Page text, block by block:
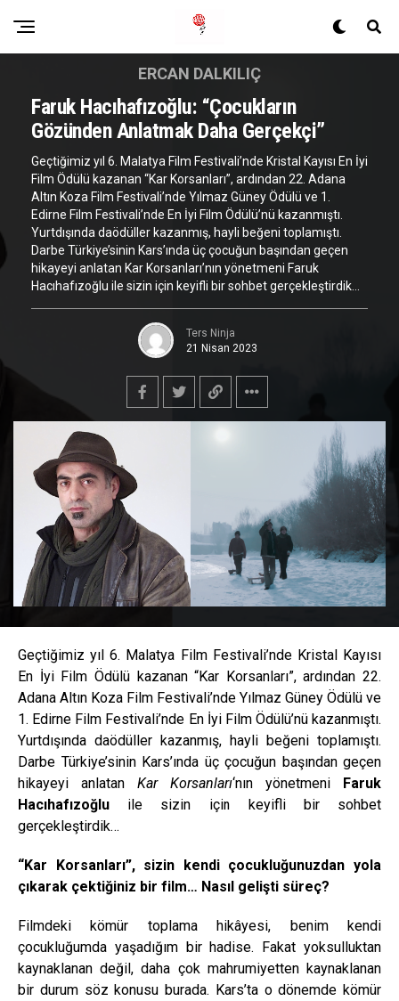
ERCAN DALKILIÇ
Faruk Hacıhafızoğlu: “Çocukların
Gözünden Anlatmak Daha Gerçekçi”
Geçtiğimiz yıl 6. Malatya Film Festivali’nde Kristal Kayısı En İyi
Film Ödülü kazanan “Kar Korsanları”, ardından 22. Adana
Altın Koza Film Festivali’nde Yılmaz Güney Ödülü ve 1.
Edirne Film Festivali’nde En İyi Film Ödülü’nü kazanmıştı.
Yurtdışında daödüller kazanmış, hayli beğeni toplamıştı.
Darbe Türkiye’sinin Kars’ında üç çocuğun başından geçen
hikayeyi anlatan Kar Korsanları’nın yönetmeni Faruk
Hacıhafızoğlu ile sizin için keyifli bir sohbet gerçekleştirdik…
Ters Ninja
21 Nisan 2023
Geçtiğimiz yıl 6. Malatya Film Festivali’nde Kristal Kayısı
En İyi Film Ödülü kazanan “Kar Korsanları”, ardından 22.
Adana Altın Koza Film Festivali’nde Yılmaz Güney Ödülü ve
1. Edirne Film Festivali’nde En İyi Film Ödülü’nü kazanmıştı.
Yurtdışında daödüller kazanmış, hayli beğeni toplamıştı.
Darbe Türkiye’sinin Kars’ında üç çocuğun başından geçen
hikayeyi anlatan Kar Korsanları‘nın yönetmeni Faruk
Hacıhafızoğlu ile sizin için keyifli bir sohbet
gerçekleştirdik…
“Kar Korsanları”, sizin kendi çocukluğunuzdan yola
çıkarak çektiğiniz bir film… Nasıl gelişti süreç?
Filmdeki kömür toplama hikâyesi, benim kendi
çocukluğumda yaşadığım bir hadise. Fakat yoksulluktan
kaynaklanan değil, daha çok mahrumiyetten kaynaklanan
bir durum söz konusu burada. Kars’ta o dönemde kömür